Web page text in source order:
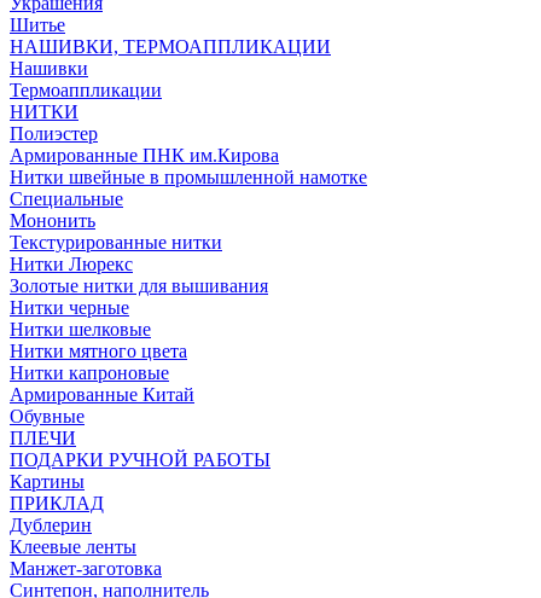
Шитье
НАШИВКИ, ТЕРМОАППЛИКАЦИИ
Нашивки
Термоаппликации
НИТКИ
Полиэстер
Армированные ПНК им.Кирова
Нитки швейные в промышленной намотке
Специальные
Мононить
Текстурированные нитки
Нитки Люрекс
Золотые нитки для вышивания
Нитки черные
Нитки шелковые
Нитки мятного цвета
Нитки капроновые
Армированные Китай
Обувные
ПЛЕЧИ
ПОДАРКИ РУЧНОЙ РАБОТЫ
Картины
ПРИКЛАД
Дублерин
Клеевые ленты
Манжет-заготовка
Синтепон, наполнитель